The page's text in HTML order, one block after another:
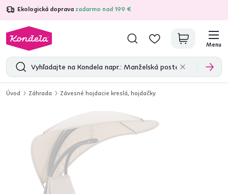
Ekologická doprava zadarmo nad 199 €
4,7 31 211overených produktových recenzií
Menu
Úvod Záhrada Závesné hojdacie kreslá, hojdačky